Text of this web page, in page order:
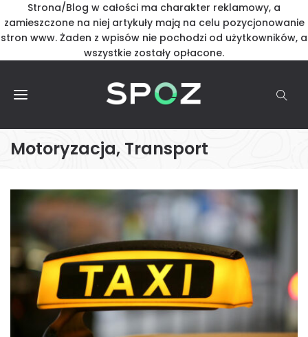
Strona/Blog w całości ma charakter reklamowy, a
zamieszczone na niej artykuły mają na celu pozycjonowanie
stron www. Żaden z wpisów nie pochodzi od użytkowników, a
wszystkie zostały opłacone.
Motoryzacja, Transport